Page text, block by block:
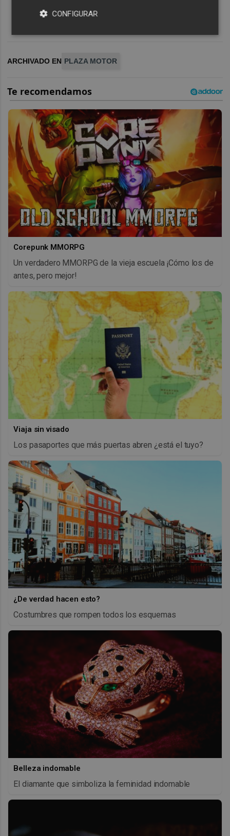
ARCHIVADO EN PLAZA MOTOR
Corepunk MMORPG
Un verdadero MMORPG de la vieja escuela ¡Cómo los de
antes, pero mejor!
Viaja sin visado
Los pasaportes que más puertas abren ¿está el tuyo?
¿De verdad hacen esto?
Costumbres que rompen todos los esquemas
Belleza indomable
El diamante que simboliza la feminidad indomable
CONFIGURAR